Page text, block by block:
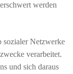
werden
sozialer Netzwerke
verarbeitet.
und sich daraus